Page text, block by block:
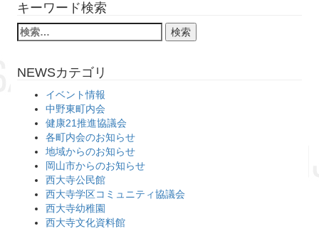
キーワード検索
NEWSカテゴリ
イベント情報
中野東町内会
健康21推進協議会
各町内会のお知らせ
地域からのお知らせ
岡山市からのお知らせ
西大寺公民館
西大寺学区コミュニティ協議会
西大寺幼稚園
西大寺文化資料館